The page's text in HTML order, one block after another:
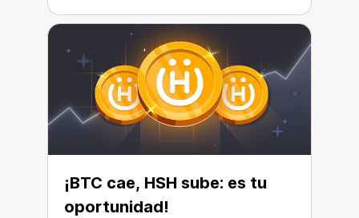
¡BTC cae, HSH sube: es tu
oportunidad!